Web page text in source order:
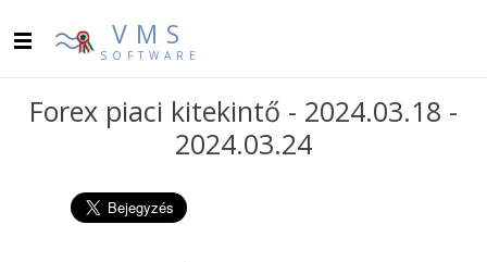
VMS
SOFTWARE
Forex piaci kitekintő - 2024.03.18 -
2024.03.24